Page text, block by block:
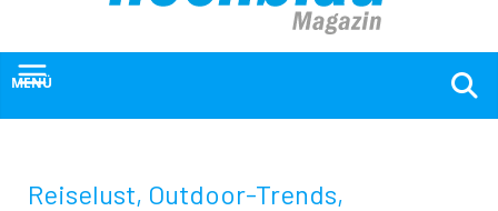
MENÜ
Reiselust, Outdoor-Trends,